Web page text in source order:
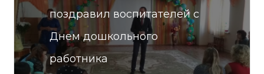
поздравил воспитателей с
Днем дошкольного
работника